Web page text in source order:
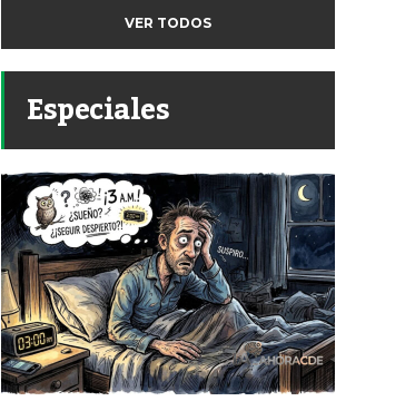
VER TODOS
Especiales